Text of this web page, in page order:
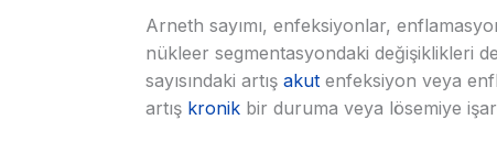
Arneth sayımı, enfeksiyonlar,
nükleer segmentasyondaki değişiklikleri
sayısındaki artış akut enfeksiyon veya
artış kronik bir duruma veya lösemiye